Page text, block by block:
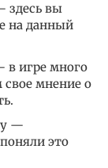
здесь вы
на данный
в игре много
мнение о
—
это